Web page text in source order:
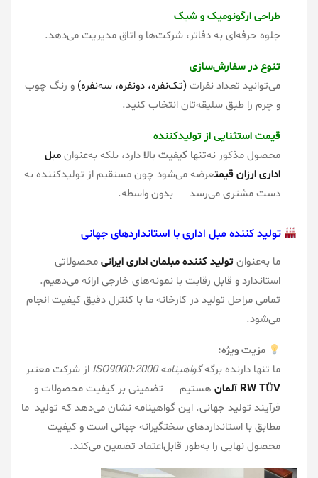
طراحی ارگونومیک و شیک
جلوه حرفه‌ای به دفاتر، شرکت‌ها و اتاق مدیریت می‌دهد.
تنوع در سفارش‌سازی
می‌توانید تعداد نفرات (تک‌نفره، دونفره، سه‌نفره) و رنگ چوب
و چرم را طبق سلیقه‌تان انتخاب کنید.
قیمت استثنایی از تولیدکننده
محصول مذکور نه‌تنها کیفیت بالا دارد، بلکه به‌عنوانمبل
اداری ارزان قیمتعرضه می‌شود چون مستقیم از تولیدکننده به
دست مشتری می‌رسد — بدون واسطه.
تولید کننده مبل اداری با استانداردهای جهانی
ما به‌عنوانتولید کننده مبلمان اداری ایرانیمحصولاتی
استاندارد و قابل رقابت با نمونه‌های خارجی ارائه می‌دهیم.
تمامی مراحل تولید در کارخانه ما با کنترل دقیق کیفیت انجام
می‌شود.
مزیت ویژه:
ما تنها دارنده برگهگواهینامه ISO9000:2000
از شرکت معتبر
RW TÜV آلمان
هستیم — تضمینی بر کیفیت محصولات و
فرآیند تولید جهانی. این گواهینامه نشان می‌دهد که تولید ما
مطابق با استانداردهای سختگیرانه جهانی است و کیفیت
محصول نهایی را به‌طور قابل‌اعتماد تضمین می‌کند.